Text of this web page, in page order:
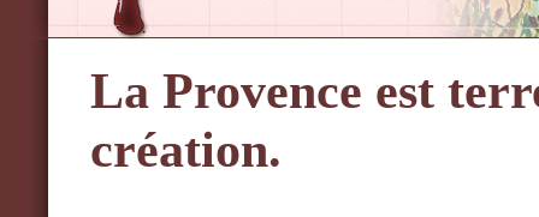
La Provence est
création.